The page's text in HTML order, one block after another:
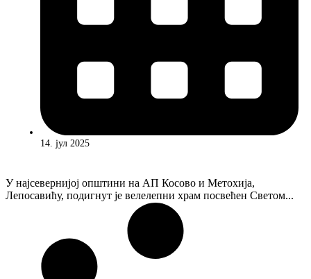
14. јул 2025
У најсевернијој општини на АП Косово и Метохија,
Лепосавићу, подигнут је велелепни храм посвећен Светом...